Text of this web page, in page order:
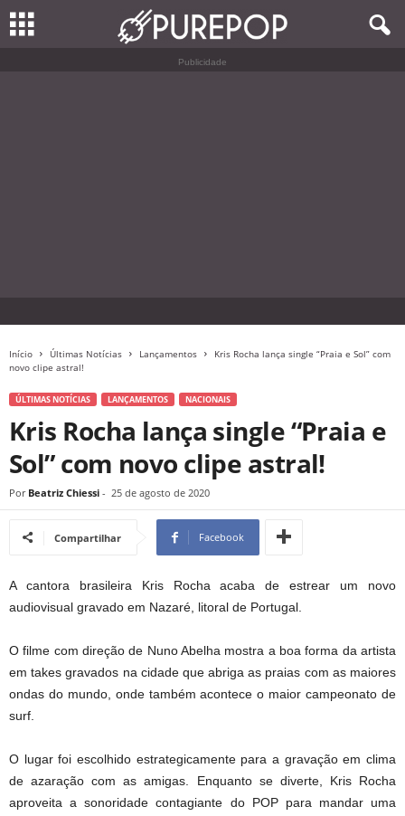
Publicidade
Início Últimas Notícias Lançamentos
Kris Rocha lança single “Praia e Sol” com
novo clipe astral!
ÚLTIMAS NOTÍCIAS LANÇAMENTOS NACIONAIS
Kris Rocha lança single “Praia e
Sol” com novo clipe astral!
Por Beatriz Chiessi - 25 de agosto de 2020
Compartilhar Facebook
A cantora brasileira Kris Rocha acaba de estrear um novo
audiovisual gravado em Nazaré, litoral de Portugal.
O filme com direção de Nuno Abelha mostra a boa forma da artista
em takes gravados na cidade que abriga as praias com as maiores
ondas do mundo, onde também acontece o maior campeonato de
surf.
O lugar foi escolhido estrategicamente para a gravação em clima
de azaração com as amigas. Enquanto se diverte, Kris Rocha
aproveita a sonoridade contagiante do POP para mandar uma